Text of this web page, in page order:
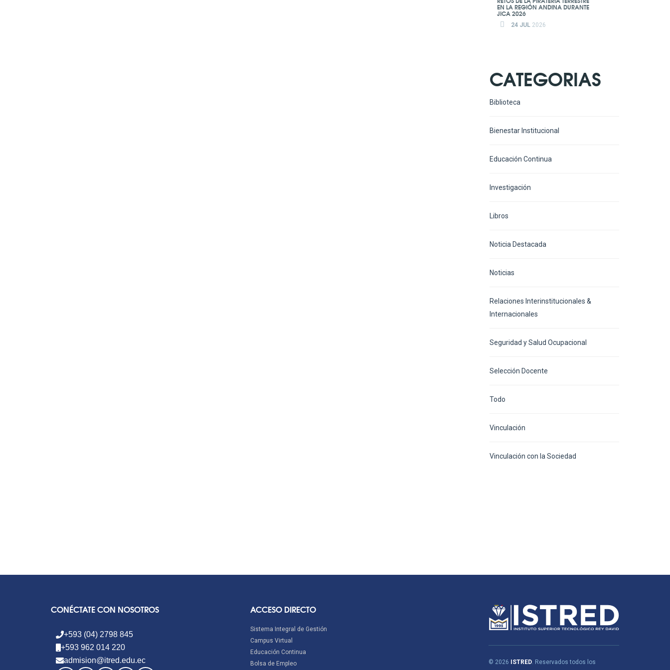
EN LA REGIÓN ANDINA DURANTE
JICA 2026
24 JUL 2026
CATEGORIAS
Biblioteca
Bienestar Institucional
Educación Continua
Investigación
Libros
Noticia Destacada
Noticias
Relaciones Interinstitucionales &
Internacionales
Seguridad y Salud Ocupacional
Selección Docente
Todo
Vinculación
Vinculación con la Sociedad
CONÉCTATE CON NOSOTROS
+593 (04) 2798 845
+593 962 014 220
admision@itred.edu.ec
ACCESO DIRECTO
Sistema Integral de Gestión
Campus Virtual
Educación Continua
Bolsa de Empleo
© 2026 ISTRED. Reservados todos los